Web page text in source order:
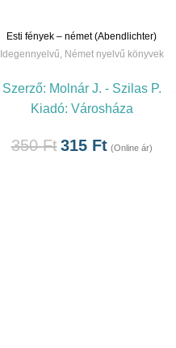
Esti fények – német (Abendlichter)
Idegennyelvű Német nyelvű könyvek
Szerző: Molnár J. - Szilas P.
Kiadó: Városháza
350Ft 315 Ft (Online ár)